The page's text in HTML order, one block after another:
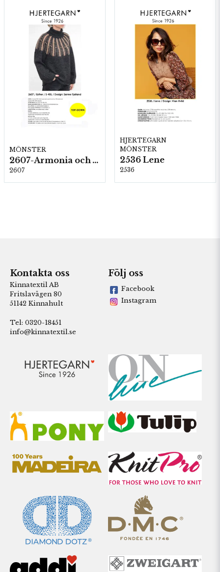
MÖNSTER
2607-Armonia och Alpaca 400
2607
HJERTEGARN
MÖNSTER
2536 Lene
2536
Kontakta oss
Kinnatextil AB
Fritslavägen 80
51142 Kinnahult
Tel: 0320-18451
info@kinnatextil.se
Följ oss
Facebook
Instagram